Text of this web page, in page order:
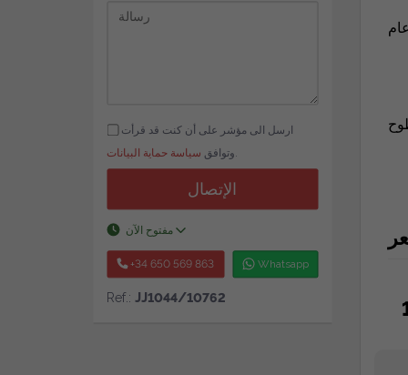
ارسل الى مؤشر على أن كنت قد قرأت
وتوافق سياسة حماية البيانات .
الإتصال
مفتوح الآن
+34 650 569 863 Whatsapp
Ref.: JJ1044/10762